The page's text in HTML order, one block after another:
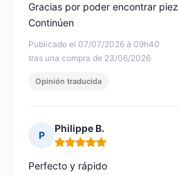
Publicado el 07/07/2026 à 09h40
tras una compra de 23/06/2026
Gracias por poder encontrar
Continúen
Opinión traducida
P
Philippe B.
Nota: 5 de 5
Perfecto y rápido